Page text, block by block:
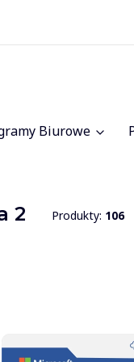
Biurowe
2 Produkty: 106